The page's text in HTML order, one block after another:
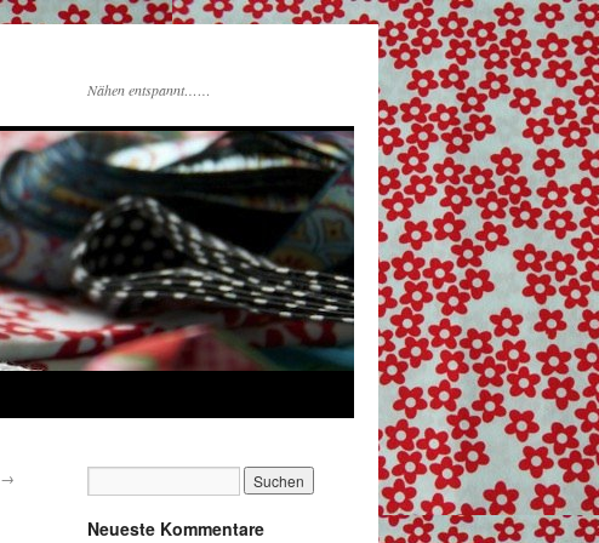
Nähen entspannt……
→
Neueste Kommentare